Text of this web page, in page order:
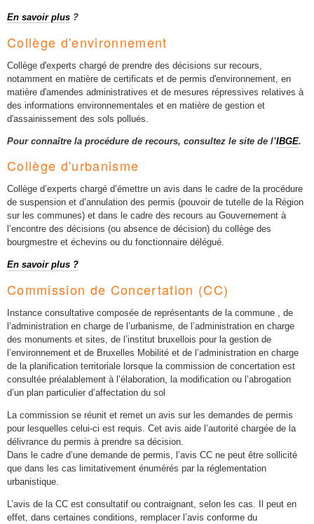
En savoir plus ?
Collège d'environnement
Collège d'experts chargé de prendre des décisions sur recours,
notamment en matière de certificats et de permis d'environnement, en
matière d'amendes administratives et de mesures répressives relatives à
des informations environnementales et en matière de gestion et
d'assainissement des sols pollués.
Pour connaître la procédure de recours, consultez le site de l’IBGE.
Collège d'urbanisme
Collège d’experts chargé d’émettre un avis dans le cadre de la procédure
de suspension et d’annulation des permis (pouvoir de tutelle de la Région
sur les communes) et dans le cadre des recours au Gouvernement à
l’encontre des décisions (ou absence de décision) du collège des
bourgmestre et échevins ou du fonctionnaire délégué.
En savoir plus ?
Commission de Concertation (CC)
Instance consultative composée de représentants de la commune , de
l’administration en charge de l’urbanisme, de l’administration en charge
des monuments et sites, de l’institut bruxellois pour la gestion de
l’environnement et de Bruxelles Mobilité et de l’administration en charge
de la planification territoriale lorsque la commission de concertation est
consultée préalablement à l’élaboration, la modification ou l’abrogation
d’un plan particulier d’affectation du sol
La commission se réunit et remet un avis sur les demandes de permis
pour lesquelles celui-ci est requis. Cet avis aide l’autorité chargée de la
délivrance du permis à prendre sa décision.
Dans le cadre d’une demande de permis, l’avis CC ne peut être sollicité
que dans les cas limitativement énumérés par la réglementation
urbanistique.
L’avis de la CC est consultatif ou contraignant, selon les cas. Il peut en
effet, dans certaines conditions, remplacer l’avis conforme du